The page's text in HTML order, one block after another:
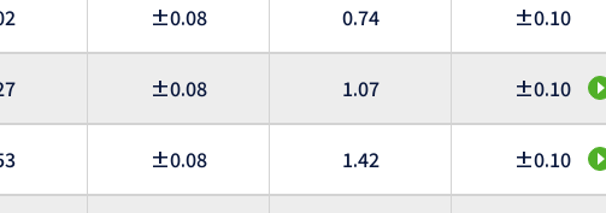
±0.08 0.74 ±0.10
±0.08 1.07 ±0.10
±0.08 1.42 ±0.10